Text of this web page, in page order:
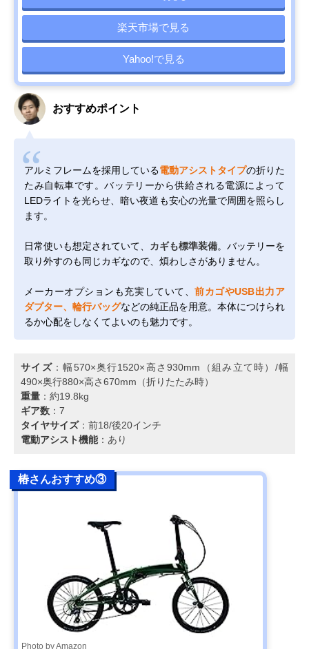
楽天市場で見る
Yahoo!で見る
おすすめポイント
アルミフレームを採用している電動アシストタイプの折りた
たみ自転車です。バッテリーから供給される電源によって
LEDライトを光らせ、暗い夜道も安心の光量で周囲を照らし
ます。
日常使いも想定されていて、 カギも標準装備。バッテリーを
取り外すのも同じカギなので、煩わしさがありません。
メーカーオプションも充実していて、前カゴやUSB出力ア
ダプター、輪行バッグなどの純正品を用意。本体につけられ
るか心配をしなくてよいのも魅力です。
サイズ：幅570×奥行1520×高さ930mm（組み立て時）/幅
490×奥行880×高さ670mm（折りたたみ時）
重量 ：約19.8kg
ギア数 ：7
タイヤサイズ：前18/後20インチ
電動アシスト機能：あり
椿さんおすすめ③
Photo by Amazon